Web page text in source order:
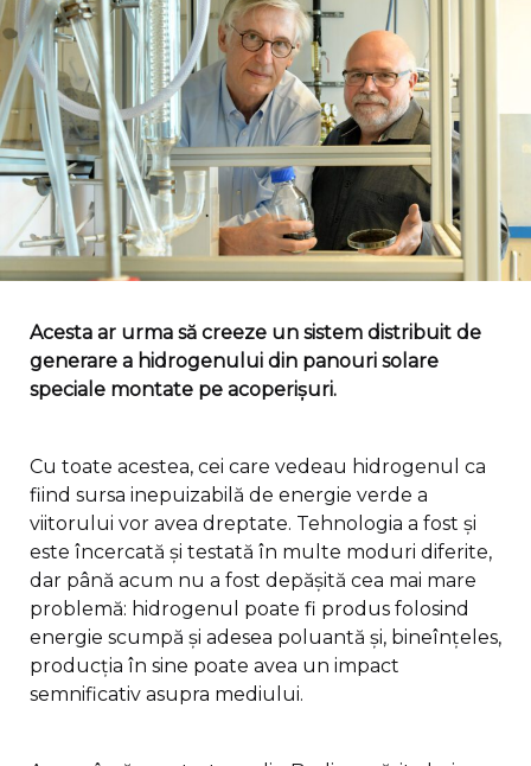
Acesta ar urma să creeze un sistem distribuit de
generare a hidrogenului din panouri solare
speciale montate pe acoperișuri.
Cu toate acestea, cei care vedeau hidrogenul ca
fiind sursa inepuizabilă de energie verde a
viitorului vor avea dreptate. Tehnologia a fost și
este încercată și testată în multe moduri diferite,
dar până acum nu a fost depășită cea mai mare
problemă: hidrogenul poate fi produs folosind
energie scumpă și adesea poluantă și, bineînțeles,
producția în sine poate avea un impact
semnificativ asupra mediului.